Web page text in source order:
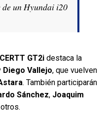
un Hyundai i20
CERTT GT2i destaca la
Diego Vallejo, que vuelven
. También participarán
Sánchez, Joaquim